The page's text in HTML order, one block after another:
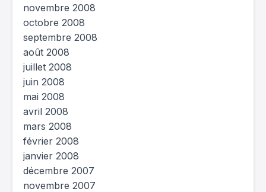
novembre 2008
octobre 2008
septembre 2008
août 2008
juillet 2008
juin 2008
mai 2008
avril 2008
mars 2008
février 2008
janvier 2008
décembre 2007
novembre 2007